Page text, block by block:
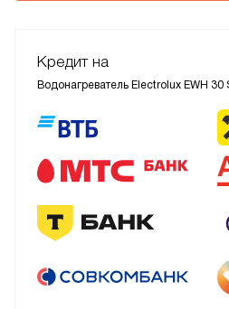
Кредит на
Водонагреватель Electrolux EWH 30